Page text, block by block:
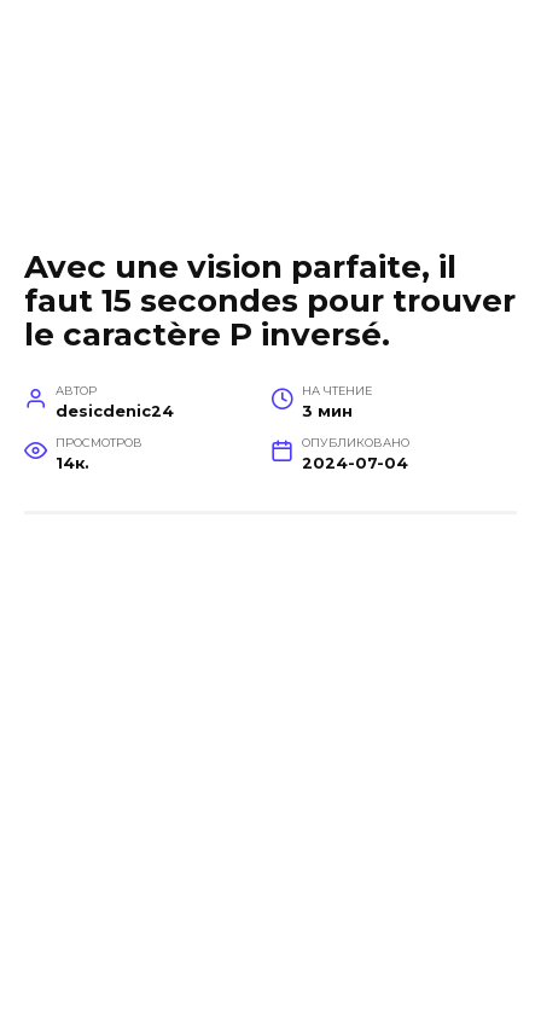
Avec une vision parfaite, il
faut 15 secondes pour trouver
le caractère P inversé.
АВТОР
desicdenic24
НА ЧТЕНИЕ
3 мин
ПРОСМОТРОВ
14к.
ОПУБЛИКОВАНО
2024-07-04